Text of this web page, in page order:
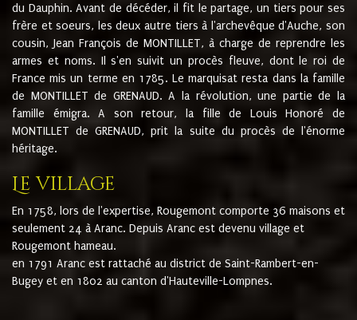
du Dauphin. Avant de décéder, il fit le partage, un tiers pour ses
frère et soeurs, les deux autre tiers à l'archevêque d'Auche, son
cousin, Jean François de MONTILLET, à charge de reprendre les
armes et noms. Il s'en suivit un procès fleuve, dont le roi de
France mis un terme en 1785. Le marquisat resta dans la famille
de MONTILLET de GRENAUD. A la révolution, une partie de la
famille émigra. A son retour, la fille de Louis Honoré de
MONTILLET de GRENAUD, prit la suite du procès de l'énorme
héritage.
Le village
En 1758, lors de l'expertise, Rougemont comporte 36 maisons et
seulement 24 à Aranc. Depuis Aranc est devenu village et
Rougemont hameau.
en 1791 Aranc est rattaché au district de Saint-Rambert-en-
Bugey et en 1802 au canton d'Hauteville-Lompnes.